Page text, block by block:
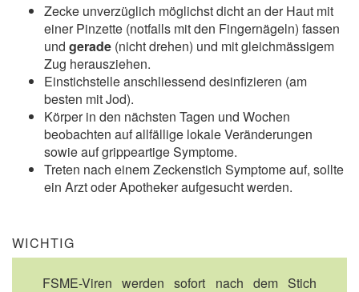
Zecke unverzüglich möglichst dicht an der Haut mit
einer Pinzette (notfalls mit den Fingernägeln) fassen
und gerade (nicht drehen) und mit gleichmässigem
Zug herausziehen.
Einstichstelle anschliessend desinfizieren (am
besten mit Jod).
Körper in den nächsten Tagen und Wochen
beobachten auf allfällige lokale Veränderungen
sowie auf grippeartige Symptome.
Treten nach einem Zeckenstich Symptome auf, sollte
ein Arzt oder Apotheker aufgesucht werden.
WICHTIG
FSME-Viren werden sofort nach dem Stich